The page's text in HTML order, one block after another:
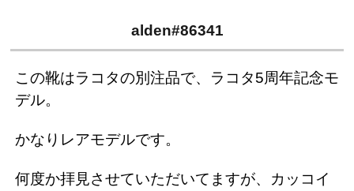
alden#86341
この靴はラコタの別注品で、ラコタ5周年記念モ
デル。
かなりレアモデルです。
何度か拝見させていただいてますが、カッコイ